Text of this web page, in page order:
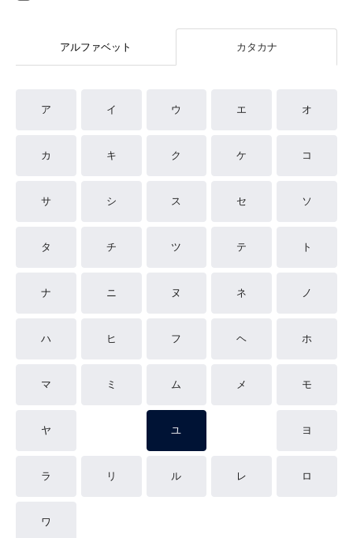
アルファベット カタカナ
ア イ ウ エ オ
カ キ ク ケ コ
サ シ ス セ ソ
タ チ ツ テ ト
ナ ニ ヌ ネ ノ
ハ ヒ フ ヘ ホ
マ ミ ム メ モ
ヤ ユ ヨ
ラ リ ル レ ロ
ワ